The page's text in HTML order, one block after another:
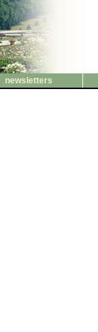
newsletters